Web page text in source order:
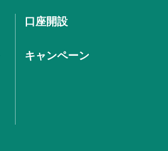
口座開設
キャンペーン